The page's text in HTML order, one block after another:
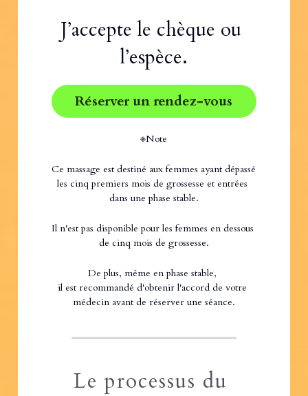
J’accepte le chèque ou
l’espèce.
Réserver un rendez-vous
※Note
les cinq premiers mois de grossesse et entrées
dans une phase stable.
Il n'est pas disponible pour les femmes en dessous
de cinq mois de grossesse.
De plus, même en phase stable,
il est recommandé d'obtenir l'accord de votre
médecin avant de réserver une séance.
Le processus du